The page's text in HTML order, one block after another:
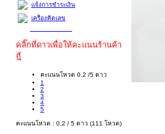
แจ้งการชำระเงิน
เครื่องคิดเลข
คลิ๊กที่ดาวเพื่อให้คะแนนร้านค้า
นี้
คะแนนโหวต 0.2 /5 ดาว
1
2
3
4
5
คะแนนโหวต : 0.2 / 5 ดาว (111 โหวต)